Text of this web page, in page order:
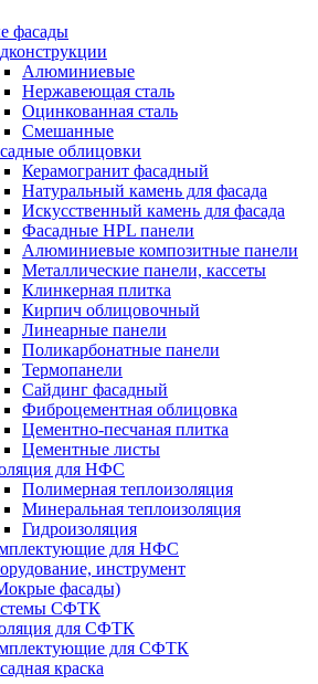
фасады
Алюминиевые
Нержавеющая сталь
Оцинкованная сталь
Смешанные
облицовки
Керамогранит фасадный
Натуральный камень для фасада
Искусственный камень для фасада
Фасадные HPL панели
Алюминиевые композитные панели
Металлические панели, кассеты
Клинкерная плитка
Кирпич облицовочный
Линеарные панели
Поликарбонатные панели
Термопанели
Сайдинг фасадный
Фиброцементная облицовка
Цементно-песчаная плитка
Цементные листы
для НФС
Полимерная теплоизоляция
Минеральная теплоизоляция
Гидроизоляция
для НФС
инструмент
фасады)
СФТК
для СФТК
для СФТК
краска